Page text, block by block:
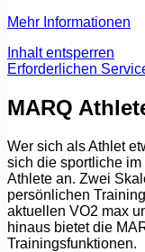
Mehr Informationen
Inhalt entsperren
Erforderlichen
MARQ
Wer sich als Athlet
sich die sportliche
Athlete an. Zwei
persönlichen
aktuellen VO2 max
hinaus bietet die
Trainingsfunktionen.